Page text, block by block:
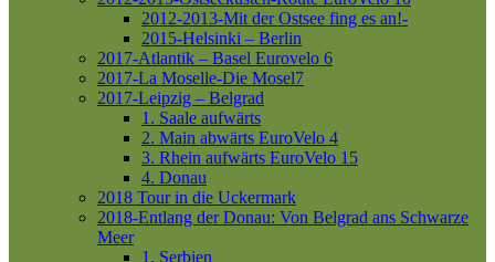
2012-2013-Mit der Ostsee fing es an!-
2015-Helsinki – Berlin
2017-Atlantik – Basel Eurovelo 6
2017-La Moselle-Die Mosel7
2017-Leipzig – Belgrad
1. Saale aufwärts
2. Main abwärts EuroVelo 4
3. Rhein aufwärts EuroVelo 15
4. Donau
2018 Tour in die Uckermark
2018-Entlang der Donau: Von Belgrad ans Schwarze
Meer
1. Serbien